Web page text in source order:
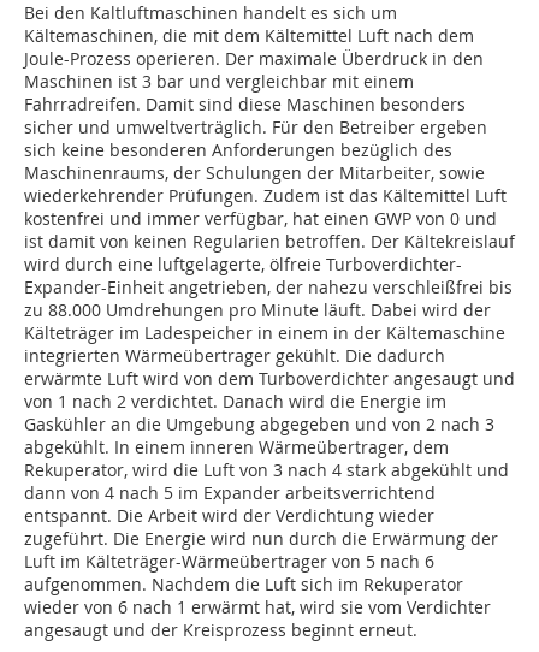
Bei den Kaltluftmaschinen handelt es sich um
Kältemaschinen, die mit dem Kältemittel Luft nach dem
Joule-Prozess operieren. Der maximale Überdruck in den
Maschinen ist 3 bar und vergleichbar mit einem
Fahrradreifen. Damit sind diese Maschinen besonders
sicher und umweltverträglich. Für den Betreiber ergeben
sich keine besonderen Anforderungen bezüglich des
Maschinenraums, der Schulungen der Mitarbeiter, sowie
wiederkehrender Prüfungen. Zudem ist das Kältemittel Luft
kostenfrei und immer verfügbar, hat einen GWP von 0 und
ist damit von keinen Regularien betroffen. Der Kältekreislauf
wird durch eine luftgelagerte, ölfreie Turboverdichter-
Expander-Einheit angetrieben, der nahezu verschleißfrei bis
zu 88.000 Umdrehungen pro Minute läuft. Dabei wird der
Kälteträger im Ladespeicher in einem in der Kältemaschine
integrierten Wärmeübertrager gekühlt. Die dadurch
erwärmte Luft wird von dem Turboverdichter angesaugt und
von 1 nach 2 verdichtet. Danach wird die Energie im
Gaskühler an die Umgebung abgegeben und von 2 nach 3
abgekühlt. In einem inneren Wärmeübertrager, dem
Rekuperator, wird die Luft von 3 nach 4 stark abgekühlt und
dann von 4 nach 5 im Expander arbeitsverrichtend
entspannt. Die Arbeit wird der Verdichtung wieder
zugeführt. Die Energie wird nun durch die Erwärmung der
Luft im Kälteträger-Wärmeübertrager von 5 nach 6
aufgenommen. Nachdem die Luft sich im Rekuperator
wieder von 6 nach 1 erwärmt hat, wird sie vom Verdichter
angesaugt und der Kreisprozess beginnt erneut.